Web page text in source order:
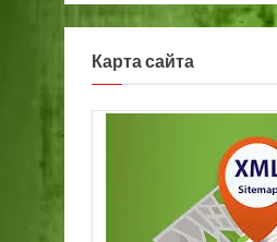
Карта сайта